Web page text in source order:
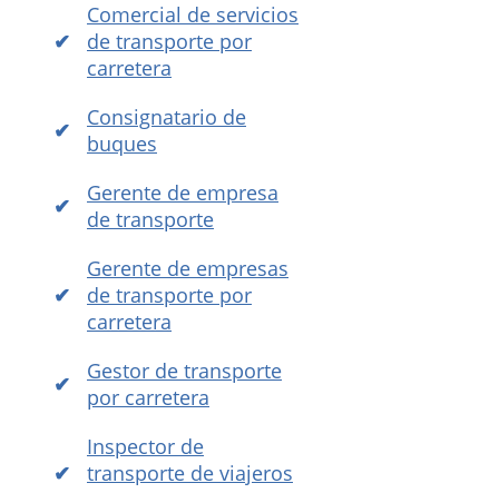
Comercial de servicios
de transporte por
carretera
Consignatario de
buques
Gerente de empresa
de transporte
Gerente de empresas
de transporte por
carretera
Gestor de transporte
por carretera
Inspector de
transporte de viajeros